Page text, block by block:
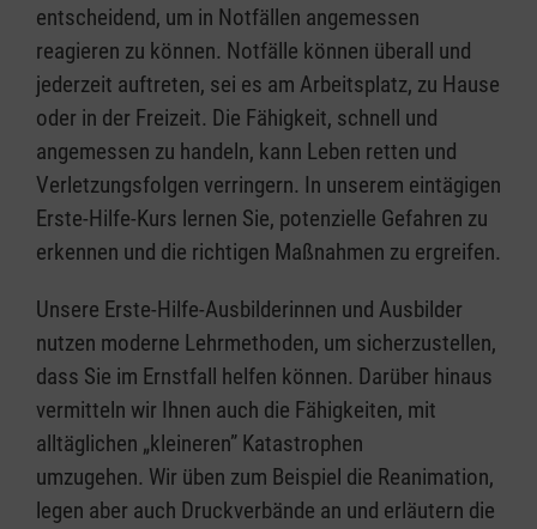
entscheidend, um in Notfällen angemessen
reagieren zu können. Notfälle können überall und
jederzeit auftreten, sei es am Arbeitsplatz, zu Hause
oder in der Freizeit. Die Fähigkeit, schnell und
angemessen zu handeln, kann Leben retten und
Verletzungsfolgen verringern. In unserem eintägigen
Erste-Hilfe-Kurs lernen Sie, potenzielle Gefahren zu
erkennen und die richtigen Maßnahmen zu ergreifen.
Unsere Erste-Hilfe-Ausbilderinnen und Ausbilder
nutzen moderne Lehrmethoden, um sicherzustellen,
dass Sie im Ernstfall helfen können. Darüber hinaus
vermitteln wir Ihnen auch die Fähigkeiten, mit
alltäglichen „kleineren” Katastrophen
umzugehen. Wir üben zum Beispiel die Reanimation,
legen aber auch Druckverbände an und erläutern die